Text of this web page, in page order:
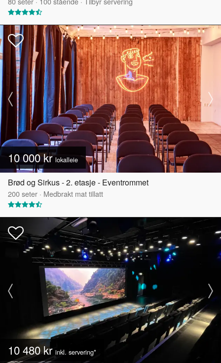
10 000 krlokalleie
Brød og Sirkus - 2. etasje - Eventrommet
200seter · Medbrakt mat tillatt
10 480 kr inkl. servering*